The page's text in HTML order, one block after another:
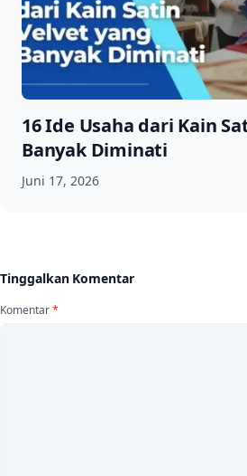
16 Ide Usaha dari Kain
Banyak Diminati
Juni 17, 2026
Tinggalkan Komentar
Komentar *